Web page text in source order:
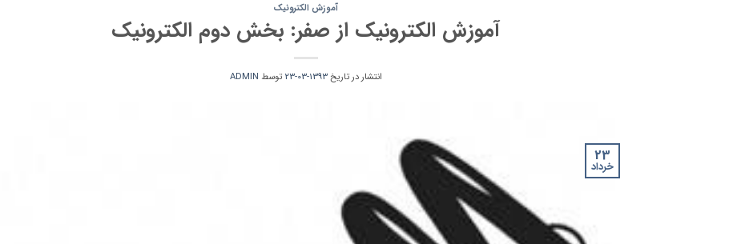
آموزش الکترونیک
آموزش الکترونیک از صفر: بخش دوم الکترونیک
انتشار در تاریخ1393-03-23 توسط ADMIN
23
خرداد